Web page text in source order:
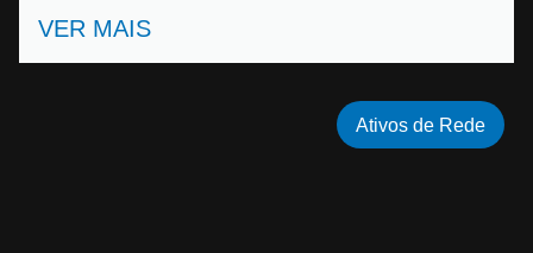
VER MAIS
Ativos de Rede